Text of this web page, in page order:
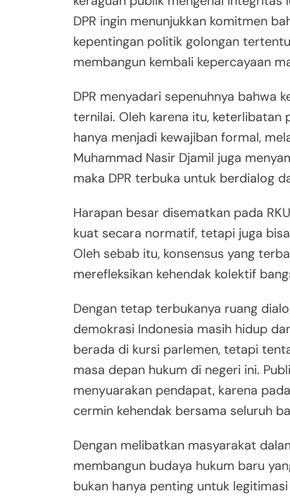
DPR ingin menunjukkan komitmen
kepentingan politik golongan
membangun kembali kepercayaan
DPR menyadari sepenuhnya bahwa
ternilai. Oleh karena itu, keterlibatan
hanya menjadi kewajiban formal,
Muhammad Nasir Djamil juga
maka DPR terbuka untuk berdialog
Harapan besar disematkan pada
kuat secara normatif, tetapi juga
Oleh sebab itu, konsensus yang
merefleksikan kehendak kolektif
Dengan tetap terbukanya ruang
demokrasi Indonesia masih hidup
berada di kursi parlemen, tetapi
masa depan hukum di negeri ini.
menyuarakan pendapat, karena
cermin kehendak bersama seluruh
Dengan melibatkan masyarakat
membangun budaya hukum baru
bukan hanya penting untuk